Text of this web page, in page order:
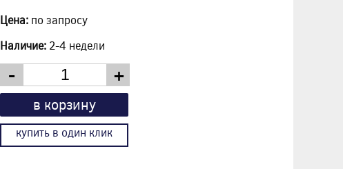
Цена: по запросу
Наличие: 2-4 недели
- +
в корзину
купить в один клик